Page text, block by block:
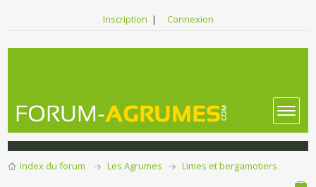
Inscription | Connexion
Index du forum Les Agrumes Limes et bergamotiers